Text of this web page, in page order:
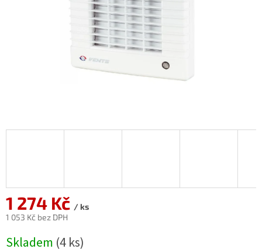
1 274 Kč / ks
1 053 Kč bez DPH
cena:
Skladem (4 ks)